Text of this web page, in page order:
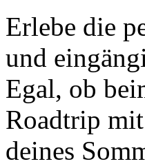
Erlebe die
und
Egal, ob
Roadtrip
deines